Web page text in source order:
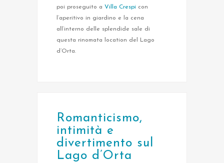
poi proseguito a Villa Crespi con
l’aperitivo in giardino e la cena
all’interno delle splendide sale di
questa rinomata location del Lago
d’Orta.
Romanticismo,
intimità e
divertimento sul
Lago d’Orta